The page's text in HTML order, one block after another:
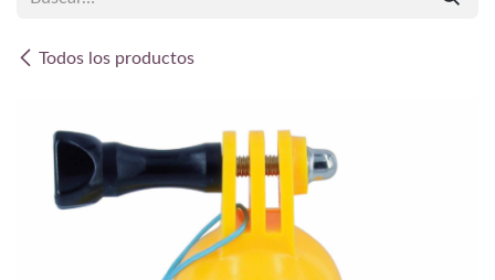
Todos los productos